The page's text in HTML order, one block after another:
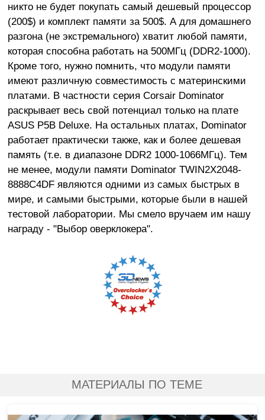
никто не будет покупать самый дешевый процессор
(200$) и комплект памяти за 500$. А для домашнего
разгона (не экстремального) хватит любой памяти,
которая способна работать на 500МГц (DDR2-1000).
Кроме того, нужно помнить, что модули памяти
имеют различную совместимость с материнскими
платами. В частности серия Corsair Dominator
раскрывает весь свой потенциал только на плате
ASUS P5B Deluxe. На остальных платах, Dominator
работает практически также, как и более дешевая
память (т.е. в диапазоне DDR2 1000-1066МГц). Тем
не менее, модули памяти Dominator TWIN2X2048-
8888C4DF являются одними из самых быстрых в
мире, и самыми быстрыми, которые были в нашей
тестовой лаборатории. Мы смело вручаем им нашу
награду - "Выбор оверклокера".
МАТЕРИАЛЫ ПО ТЕМЕ